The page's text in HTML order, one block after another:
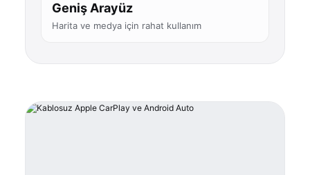
Geniş Arayüz
Harita ve medya için rahat kullanım